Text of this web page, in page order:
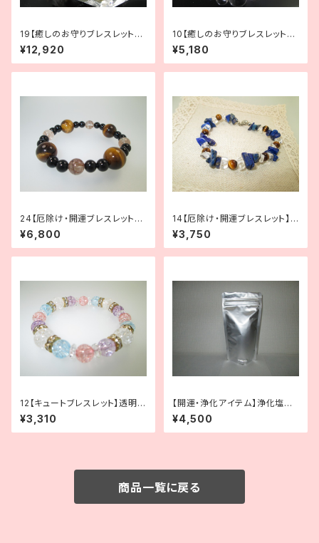
19【癒しのお守りブレスレット】
心穏やかに｜アクアムーンスト
ーン×マザーオブパール
¥12,920
10【癒しのお守りブレスレット】
癒し｜水晶
¥5,180
24【厄除け・開運ブレスレット】
クリアブラウンMIXルチル×タイ
ガーアイ×オニキス
¥6,800
14【厄除け・開運ブレスレット】ラ
ピスラズリ×水晶×タイガーアイ
¥3,750
12【キュートブレスレット】透明感
あふれる可愛らしさ｜水晶×クラ
ック水晶×ロンデル
¥3,310
【開運・浄化アイテム】浄化塩｜
空間・人・パワーストーンの浄化
に ２袋
¥4,500
商品一覧に戻る